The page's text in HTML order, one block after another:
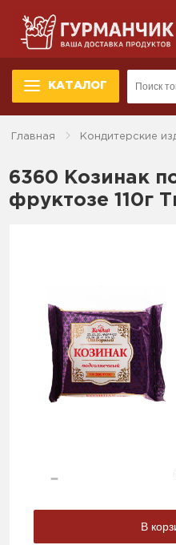
КАТАЛОГ
Главная Кондитерские
6360 Козинак
фруктозе 110г
В